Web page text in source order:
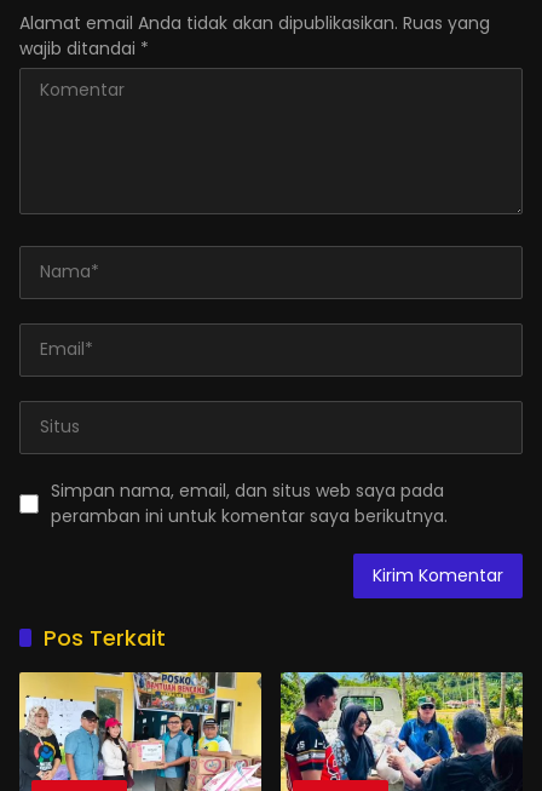
Alamat email Anda tidak akan dipublikasikan. Ruas yang
wajib ditandai *
Simpan nama, email, dan situs web saya pada
peramban ini untuk komentar saya berikutnya.
Pos Terkait